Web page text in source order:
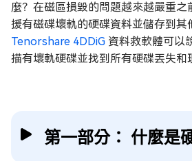
麼？在磁區損毀的問題越來越嚴重
援有磁碟壞軌的硬碟資料並儲存到其
Tenorshare 4DDiG 資料救軟體可以
描有壞軌硬碟並找到所有硬碟丟失和
第一部分： 什麼是